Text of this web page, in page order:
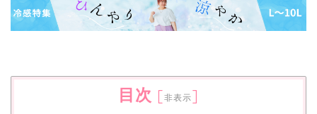
目次 [非表示]